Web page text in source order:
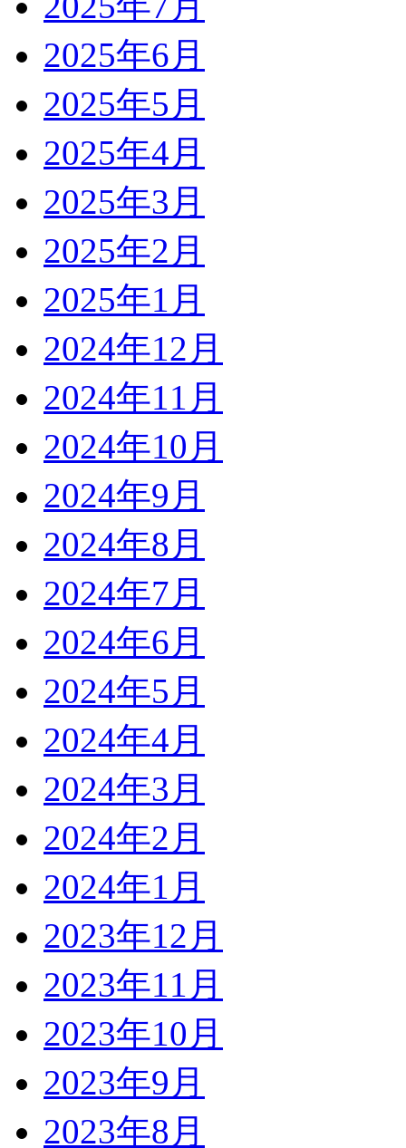
2025年6月
2025年5月
2025年4月
2025年3月
2025年2月
2025年1月
2024年12月
2024年11月
2024年10月
2024年9月
2024年8月
2024年7月
2024年6月
2024年5月
2024年4月
2024年3月
2024年2月
2024年1月
2023年12月
2023年11月
2023年10月
2023年9月
2023年8月